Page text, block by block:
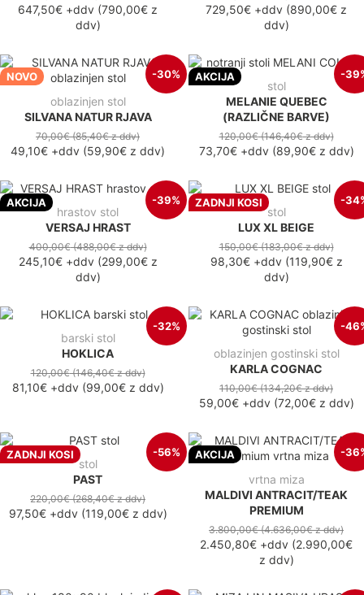
647,50€ +ddv (790,00€ z
ddv)
729,50€ +ddv (890,00€ z
ddv)
NOVO -30%
oblazinjen stol
SILVANA NATUR RJAVA
70,00€(85,40€z ddv)
49,10€ +ddv (59,90€ z ddv)
AKCIJA -
stol
MELANIE QUEBEC
(RAZLIČNE BARVE)
120,00€(146,40€z ddv)
73,70€+ddv(89,90€z ddv)
AKCIJA -39%
hrastov stol
VERSAJ HRAST
400,00€(488,00€z ddv)
245,10€+ddv(299,00€z
ddv)
ZADNJI KOSI -
stol
LUX XL BEIGE
150,00€(183,00€z ddv)
98,30€+ddv(119,90€z
ddv)
-32%
barski stol
HOKLICA
120,00€(146,40€z ddv)
81,10€+ddv(99,00€z ddv)
-
oblazinjen gostinski stol
KARLA COGNAC
110,00€(134,20€z ddv)
59,00€+ddv(72,00€z ddv)
ZADNJI KOSI -56%
stol
PAST
220,00€(268,40€z ddv)
97,50€+ddv(119,00€z ddv)
AKCIJA -
vrtna miza
MALDIVI ANTRACIT/TEAK
PREMIUM
3.800,00€(4.636,00€z ddv)
2.450,80€ +ddv (2.990,00€
z ddv)